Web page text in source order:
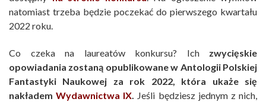
natomiast trzeba będzie poczekać do pierwszego kwartału
2022 roku.
Co czeka na laureatów konkursu? Ich zwycięskie
opowiadania zostaną opublikowane w Antologii Polskiej
Fantastyki Naukowej za rok 2022, która ukaże się
nakłademWydawnictwa IX. Jeśli będziesz jednym z nich,